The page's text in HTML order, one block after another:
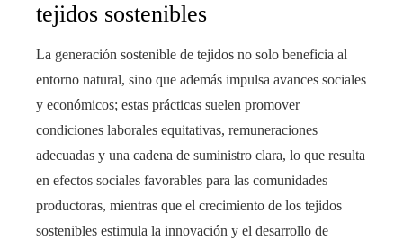
tejidos sostenibles
La generación sostenible de tejidos no solo beneficia al
entorno natural, sino que además impulsa avances sociales
y económicos; estas prácticas suelen promover
condiciones laborales equitativas, remuneraciones
adecuadas y una cadena de suministro clara, lo que resulta
en efectos sociales favorables para las comunidades
productoras, mientras que el crecimiento de los tejidos
sostenibles estimula la innovación y el desarrollo de